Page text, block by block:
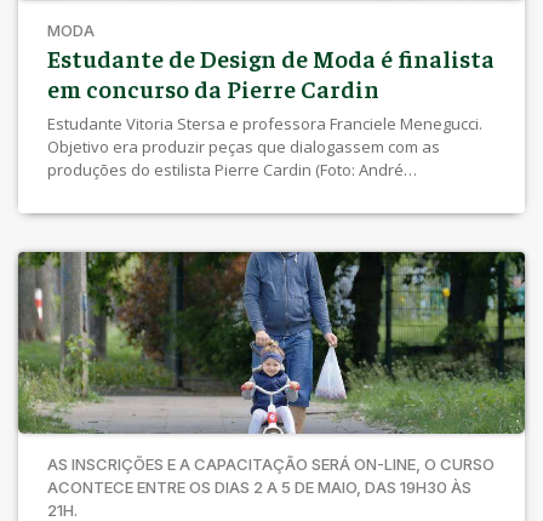
MODA
Estudante de Design de Moda é finalista
em concurso da Pierre Cardin
Estudante Vitoria Stersa e professora Franciele Menegucci.
Objetivo era produzir peças que dialogassem com as
produções do estilista Pierre Cardin (Foto: André
AS INSCRIÇÕES E A CAPACITAÇÃO SERÁ ON-LINE, O CURSO
ACONTECE ENTRE OS DIAS 2 A 5 DE MAIO, DAS 19H30 ÀS
21H.